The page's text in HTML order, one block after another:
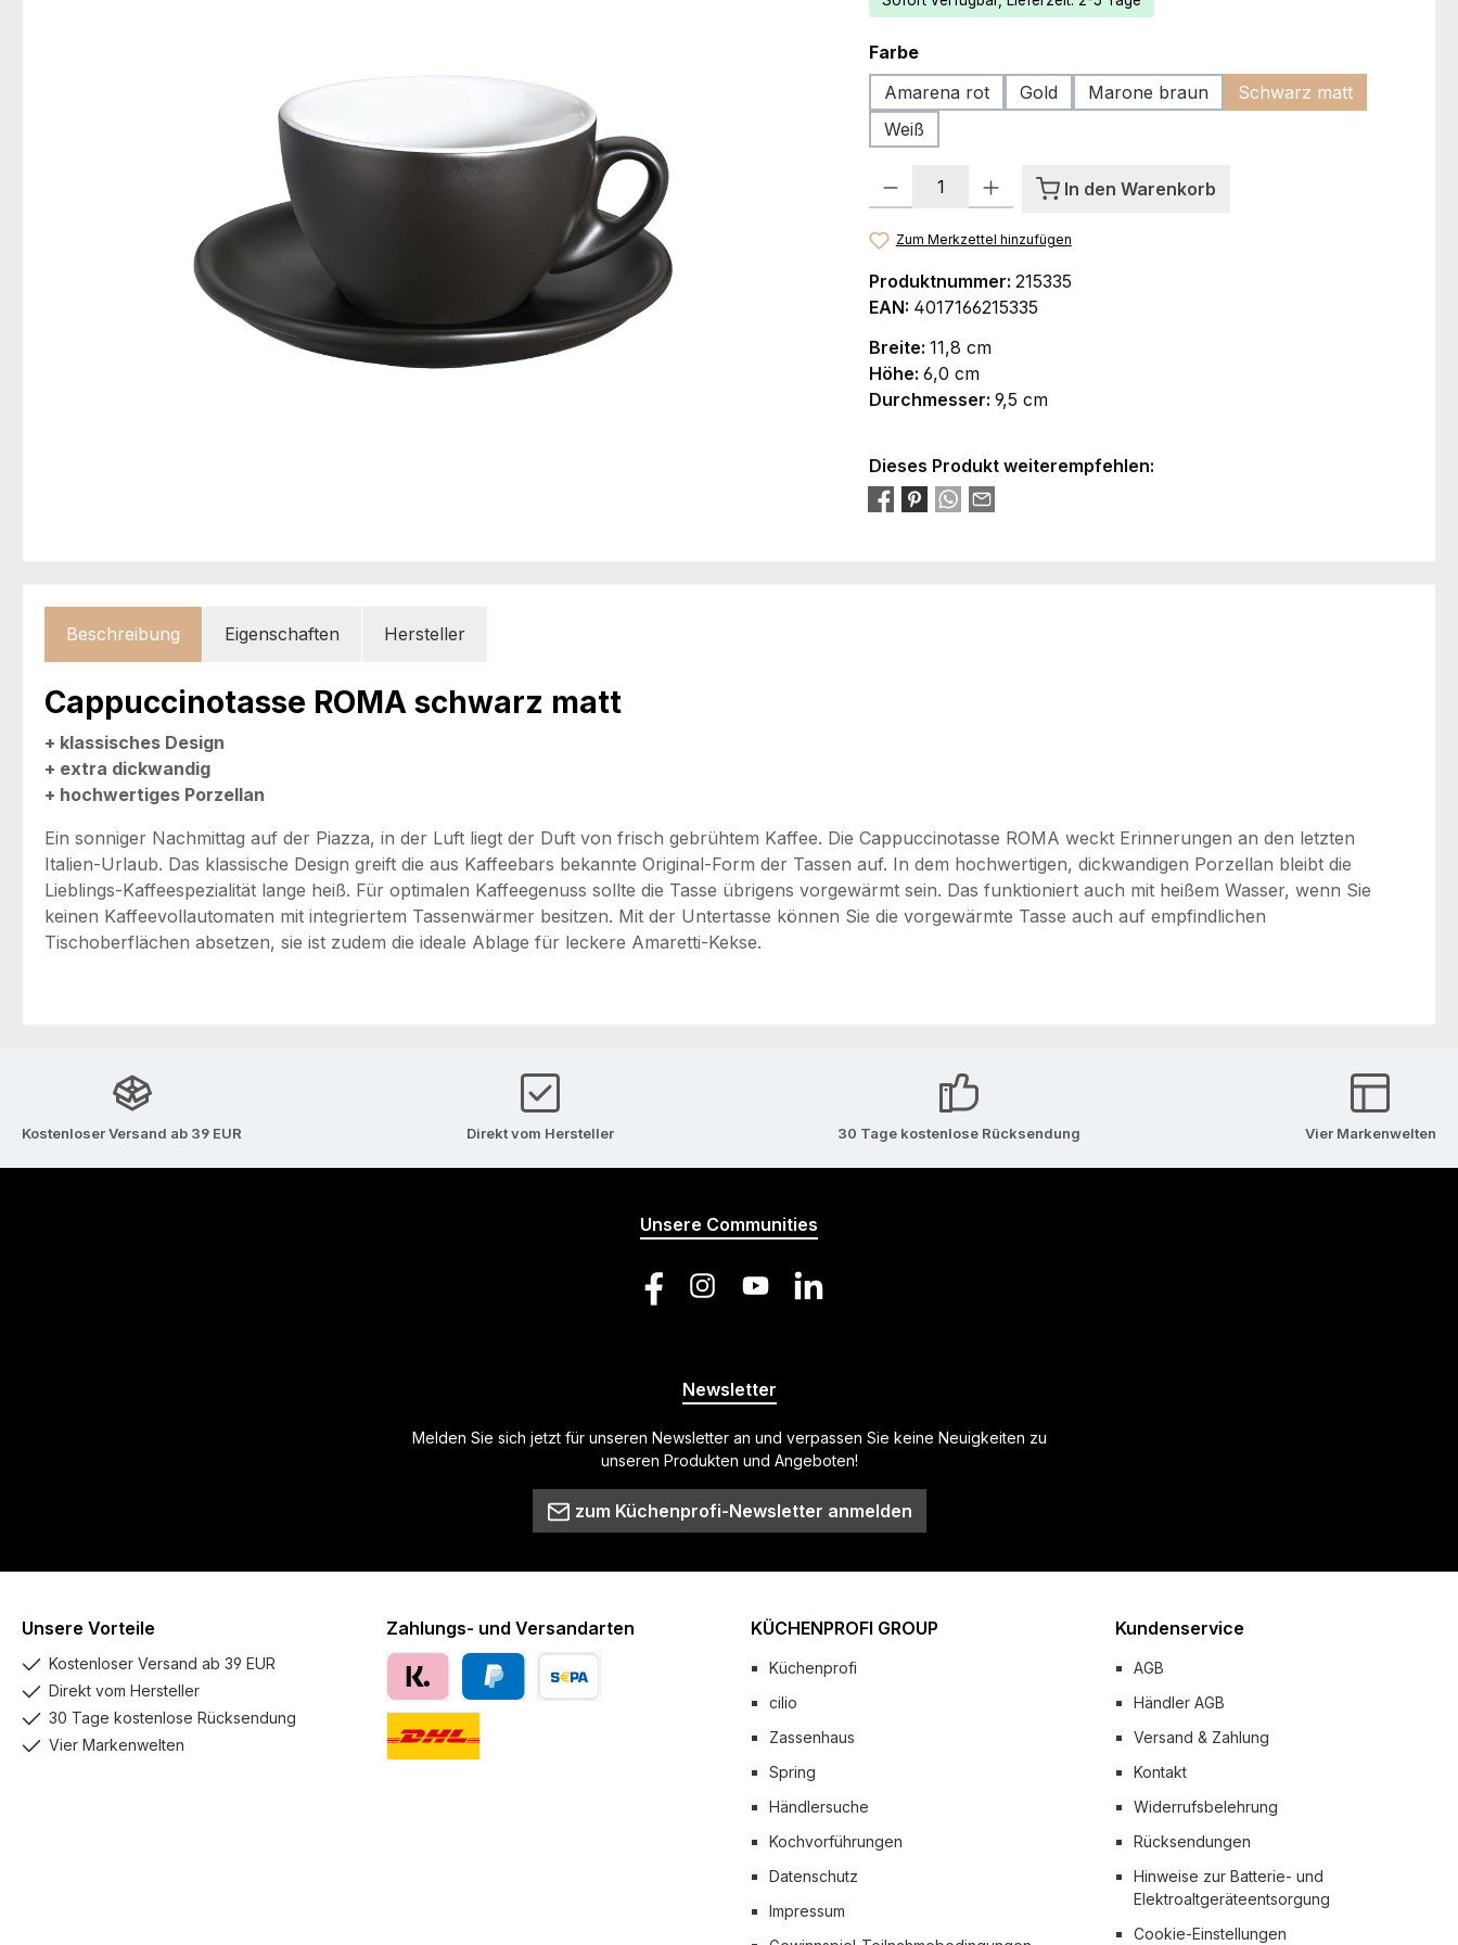
Farbeauswählen
Amarena rot
Gold Marone braun
Schwarz matt
Weiß
Produkt Anzahl: Gib den gewünschten Wert ein oder benutze die Schaltflächen
In den Warenkorb
Zum Merkzettel hinzufügen
Produktnummer: 215335
EAN: 4017166215335
Breite: 11,8 cm
Höhe: 6,0 cm
Durchmesser: 9,5 cm
Dieses Produkt weiterempfehlen:
Beschreibung Eigenschaften Hersteller
Cappuccinotasse ROMA schwarz matt
+ klassisches Design
+ extra dickwandig
+ hochwertiges Porzellan
Ein sonniger Nachmittag auf der Piazza, in der Luft liegt der Duft von frisch gebrühtem Kaffee. Die Cappuccinotasse ROMA weckt Erinnerungen an den letzten
Italien-Urlaub. Das klassische Design greift die aus Kaffeebars bekannte Original-Form der Tassen auf. In dem hochwertigen, dickwandigen Porzellan bleibt die
Lieblings-Kaffeespezialität lange heiß. Für optimalen Kaffeegenuss sollte die Tasse übrigens vorgewärmt sein. Das funktioniert auch mit heißem Wasser, wenn Sie
keinen Kaffeevollautomaten mit integriertem Tassenwärmer besitzen. Mit der Untertasse können Sie die vorgewärmte Tasse auch auf empfindlichen
Tischoberflächen absetzen, sie ist zudem die ideale Ablage für leckere Amaretti-Kekse.
Kostenloser Versand ab 39 EUR Direkt vom Hersteller 30 Tage kostenlose Rücksendung Vier Markenwelten
Unsere Communities
FacebookInstagramYouTube LinkedIn
Newsletter
Melden Sie sich jetzt für unseren Newsletter an und verpassen Sie keine Neuigkeiten zu
unseren Produkten und Angeboten!
zum Küchenprofi-Newsletter anmelden
Unsere Vorteile
Kostenloser Versand ab 39 EUR
Direkt vom Hersteller
30 Tage kostenlose Rücksendung
Vier Markenwelten
Zahlungs- und Versandarten
PayPal
Klarna
KÜCHENPROFI GROUP
Küchenprofi
cilio
Zassenhaus
Spring
Händlersuche
Kochvorführungen
Datenschutz
Impressum
Kundenservice
AGB
Händler AGB
Versand & Zahlung
Kontakt
Widerrufsbelehrung
Rücksendungen
Hinweise zur Batterie- und
Elektroaltgeräteentsorgung
Cookie-Einstellungen